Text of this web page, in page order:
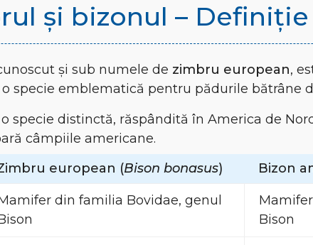
și bizonul –
și sub numele de zimbru european,
specie emblematică pentru pădurile bătrâne
specie distinctă, răspândită în America de
câmpiile americane.
european (Bison bonasus) Bizon
din familia Bovidae, genul
Bison